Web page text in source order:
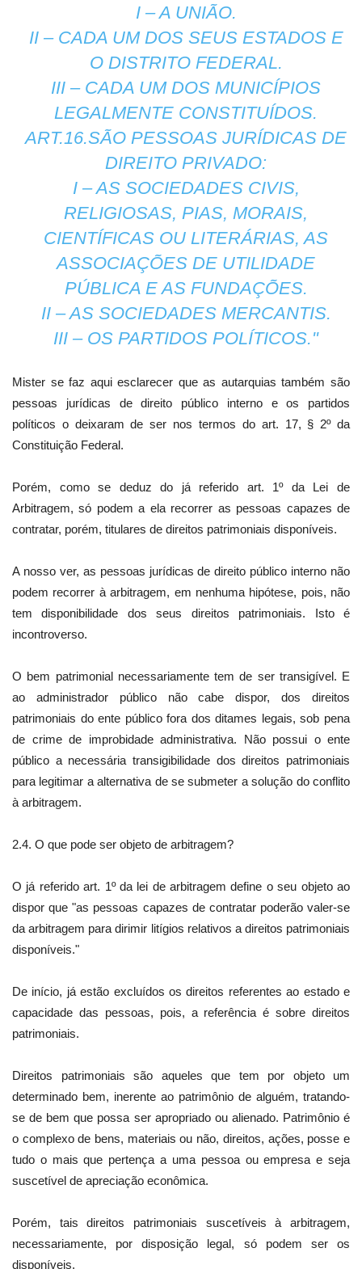
I – A UNIÃO.
II – CADA UM DOS SEUS ESTADOS E
O DISTRITO FEDERAL.
III – CADA UM DOS MUNICÍPIOS
LEGALMENTE CONSTITUÍDOS.
ART.16.SÃO PESSOAS JURÍDICAS DE
DIREITO PRIVADO:
I – AS SOCIEDADES CIVIS,
RELIGIOSAS, PIAS, MORAIS,
CIENTÍFICAS OU LITERÁRIAS, AS
ASSOCIAÇÕES DE UTILIDADE
PÚBLICA E AS FUNDAÇÕES.
II – AS SOCIEDADES MERCANTIS.
III – OS PARTIDOS POLÍTICOS."
Mister se faz aqui esclarecer que as autarquias também são
pessoas jurídicas de direito público interno e os partidos
políticos o deixaram de ser nos termos do art. 17, § 2º da
Constituição Federal.
Porém, como se deduz do já referido art. 1º da Lei de
Arbitragem, só podem a ela recorrer as pessoas capazes de
contratar, porém, titulares de direitos patrimoniais disponíveis.
A nosso ver, as pessoas jurídicas de direito público interno não
podem recorrer à arbitragem, em nenhuma hipótese, pois, não
tem disponibilidade dos seus direitos patrimoniais. Isto é
incontroverso.
O bem patrimonial necessariamente tem de ser transigível. E
ao administrador público não cabe dispor, dos direitos
patrimoniais do ente público fora dos ditames legais, sob pena
de crime de improbidade administrativa. Não possui o ente
público a necessária transigibilidade dos direitos patrimoniais
para legitimar a alternativa de se submeter a solução do conflito
à arbitragem.
2.4. O que pode ser objeto de arbitragem?
O já referido art. 1º da lei de arbitragem define o seu objeto ao
dispor que "as pessoas capazes de contratar poderão valer-se
da arbitragem para dirimir litígios relativos a direitos patrimoniais
disponíveis."
De início, já estão excluídos os direitos referentes ao estado e
capacidade das pessoas, pois, a referência é sobre direitos
patrimoniais.
Direitos patrimoniais são aqueles que tem por objeto um
determinado bem, inerente ao patrimônio de alguém, tratando-
se de bem que possa ser apropriado ou alienado. Patrimônio é
o complexo de bens, materiais ou não, direitos, ações, posse e
tudo o mais que pertença a uma pessoa ou empresa e seja
suscetível de apreciação econômica.
Porém, tais direitos patrimoniais suscetíveis à arbitragem,
necessariamente, por disposição legal, só podem ser os
disponíveis.